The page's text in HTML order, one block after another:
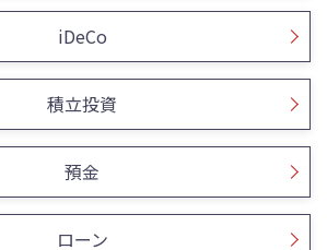
iDeCo
積立投資
預金
ローン